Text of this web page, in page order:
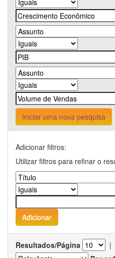
Iniciar uma nova pesquisa
Adicionar filtros:
Utilizar filtros para refinar o
Resultados/Página |